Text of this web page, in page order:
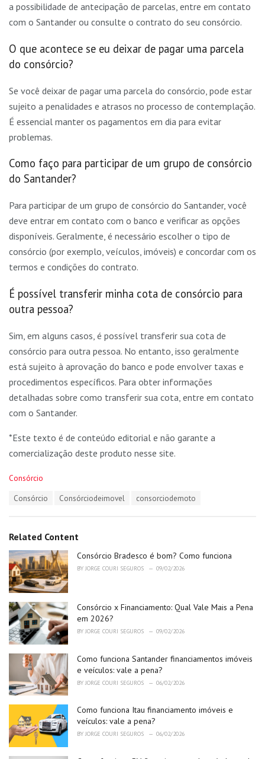
a possibilidade de antecipação de parcelas, entre em contato
com o Santander ou consulte o contrato do seu consórcio.
O que acontece se eu deixar de pagar uma parcela
do consórcio?
Se você deixar de pagar uma parcela do consórcio, pode estar
sujeito a penalidades e atrasos no processo de contemplação.
É essencial manter os pagamentos em dia para evitar
problemas.
Como faço para participar de um grupo de consórcio
do Santander?
Para participar de um grupo de consórcio do Santander, você
deve entrar em contato com o banco e verificar as opções
disponíveis. Geralmente, é necessário escolher o tipo de
consórcio (por exemplo, veículos, imóveis) e concordar com os
termos e condições do contrato.
É possível transferir minha cota de consórcio para
outra pessoa?
Sim, em alguns casos, é possível transferir sua cota de
consórcio para outra pessoa. No entanto, isso geralmente
está sujeito à aprovação do banco e pode envolver taxas e
procedimentos específicos. Para obter informações
detalhadas sobre como transferir sua cota, entre em contato
com o Santander.
*Este texto é de conteúdo editorial e não garante a
comercialização deste produto nesse site.
C
r
i
e
s
:
Consórcio
:
Consórcio Consórciodeimovel consorciodemoto
Related Content
Consórcio Bradesco é bom? Como funciona
BY JORGE COURI SEGUROS 09/02/2026
Consórcio x Financiamento: Qual Vale Mais a Pena
em 2026?
BY JORGE COURI SEGUROS 09/02/2026
Como funciona Santander financiamentos imóveis
e veículos: vale a pena?
BY JORGE COURI SEGUROS 06/02/2026
Como funciona Itau financiamento imóveis e
veículos: vale a pena?
BY JORGE COURI SEGUROS 06/02/2026